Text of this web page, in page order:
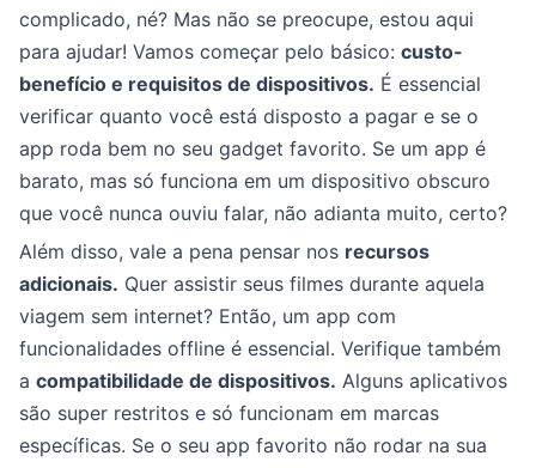
complicado, né? Mas não se preocupe, estou aqui
para ajudar! Vamos começar pelo básico: custo-
benefício e requisitos de dispositivos. É essencial
verificar quanto você está disposto a pagar e se o
app roda bem no seu gadget favorito. Se um app é
barato, mas só funciona em um dispositivo obscuro
que você nunca ouviu falar, não adianta muito, certo?
Além disso, vale a pena pensar nos recursos
adicionais. Quer assistir seus filmes durante aquela
viagem sem internet? Então, um app com
funcionalidades offline é essencial. Verifique também
a compatibilidade de dispositivos. Alguns aplicativos
são super restritos e só funcionam em marcas
específicas. Se o seu app favorito não rodar na sua